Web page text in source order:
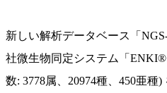
新しい解析データベース「
社微生物同定システム「ENKI®
数: 3778属、20974種、450亜種